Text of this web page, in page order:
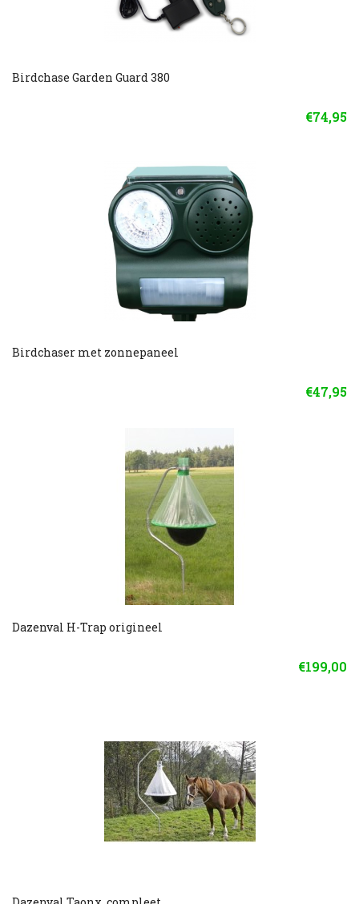
Birdchase Garden Guard 380
€74,95
Birdchaser met zonnepaneel
€47,95
Dazenval H-Trap origineel
€199,00